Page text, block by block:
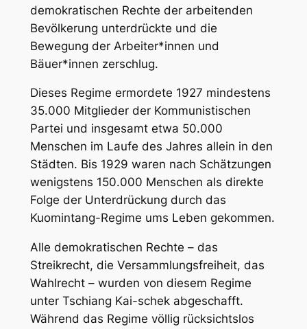
demokratischen Rechte der arbeitenden
Bevölkerung unterdrückte und die
Bewegung der Arbeiter*innen und
Bäuer*innen zerschlug.
Dieses Regime ermordete 1927 mindestens
35.000 Mitglieder der Kommunistischen
Partei und insgesamt etwa 50.000
Menschen im Laufe des Jahres allein in den
Städten. Bis 1929 waren nach Schätzungen
wenigstens 150.000 Menschen als direkte
Folge der Unterdrückung durch das
Kuomintang-Regime ums Leben gekommen.
Alle demokratischen Rechte – das
Streikrecht, die Versammlungsfreiheit, das
Wahlrecht – wurden von diesem Regime
unter Tschiang Kai-schek abgeschafft.
Während das Regime völlig rücksichtslos